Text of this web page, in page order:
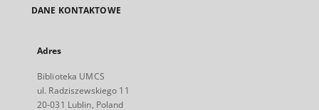
DANE KONTAKTOWE
Adres
Biblioteka UMCS
ul. Radziszewskiego 11
20-031 Lublin, Poland